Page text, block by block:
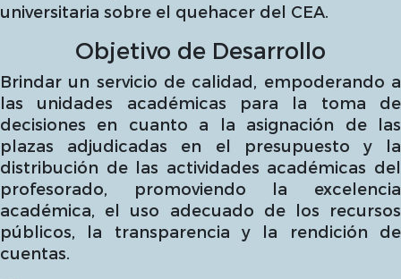
universitaria sobre el quehacer del CEA.
Objetivo de Desarrollo
Brindar un servicio de calidad, empoderando a
las unidades académicas para la toma de
decisiones en cuanto a la asignación de las
plazas adjudicadas en el presupuesto y la
distribución de las actividades académicas del
profesorado, promoviendo la excelencia
académica, el uso adecuado de los recursos
públicos, la transparencia y la rendición de
cuentas.